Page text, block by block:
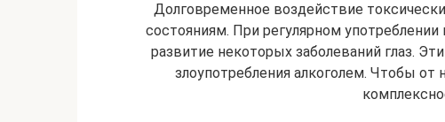
Долговременное воздействие
состояниям. При регулярном
развитие некоторых заболеваний глаз.
злоупотребления алкоголем. Чтобы от